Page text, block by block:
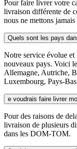
Pour faire livrer votre
livraison différente de
nous ne mettons
Quels sont les pays
Notre service évolue et
nouveaux pays. Voici
Allemagne, Autriche,
Luxembourg, Pays-
e voudrais faire livrer
Pour des raisons de
livraison de plusieurs
dans les DOM-TOM.